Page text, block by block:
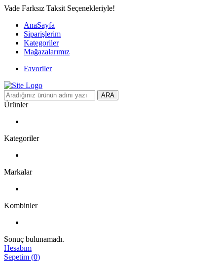
Vade Farksız Taksit Seçenekleriyle!
AnaSayfa
Siparişlerim
Kategoriler
Mağazalarımız
Favoriler
ARA
Ürünler
Kategoriler
Markalar
Kombinler
Sonuç bulunamadı.
Hesabım
Sepetim (0)